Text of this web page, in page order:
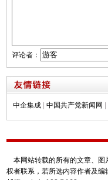
评论者：
中企集成 中国共产党新闻网
本网站转载的所有的文章、图
权者联系，若所选内容作者及